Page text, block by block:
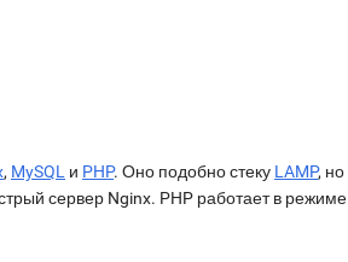
, MySQL и PHP. Оно подобно стеку LAMP, но
сервер Nginx. PHP работает в режиме